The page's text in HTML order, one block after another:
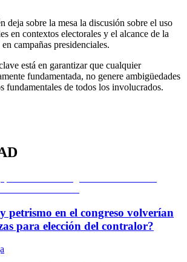
deja sobre la mesa la discusión sobre el uso
en contextos electorales y el alcance de la
campañas presidenciales.
está en garantizar que cualquier
fundamentada, no genere ambigüedades
fundamentales de todos los involucrados.
petrismo en el congreso volverían
para elección del contralor?